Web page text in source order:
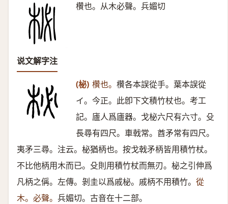
欑也。从木必聲。兵媚切
说文解字注
(柲) 欑也。 欑各本誤從手。葉本誤從
イ。今正。此卽下文積竹杖也。考工
記。廬人爲廬器。戈柲六尺有六寸。殳
長尋有四尺。車戟常。酋矛常有四尺。
夷矛三尋。注云。柲猶柄也。按戈戟矛柄皆用積竹杖。
不比他柄用木而已。殳則用積竹杖而無刃。柲之引伸爲
凡柄之偁。左傳。剝圭以爲戚柲。戚柄不用積竹。 從
木。必聲。 兵媚切。古音在十二部。